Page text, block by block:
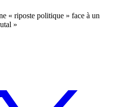
« riposte politique » face à un
»